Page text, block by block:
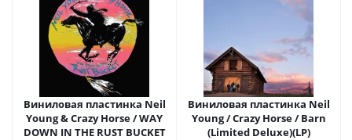
Виниловая пластинка Neil
Young & Crazy Horse / WAY
DOWN IN THE RUST BUCKET
Виниловая пластинка Neil
Young / Crazy Horse / Barn
(Limited Deluxe)(LP)